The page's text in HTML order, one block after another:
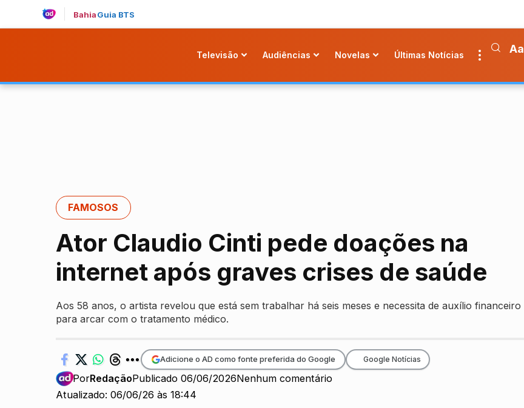
BahiaGuia BTS
Televisão Audiências Novelas Últimas Notícias Aa
FAMOSOS
Ator Claudio Cinti pede doações na
internet após graves crises de saúde
Aos 58 anos, o artista revelou que está sem trabalhar há seis meses e necessita de auxílio financeiro
para arcar com o tratamento médico.
Atualizado: 06/06/26 às 18:44
PorRedaçãoPublicado 06/06/2026Nenhum comentário
Adicione o AD como fonte preferida do Google Google Notícias